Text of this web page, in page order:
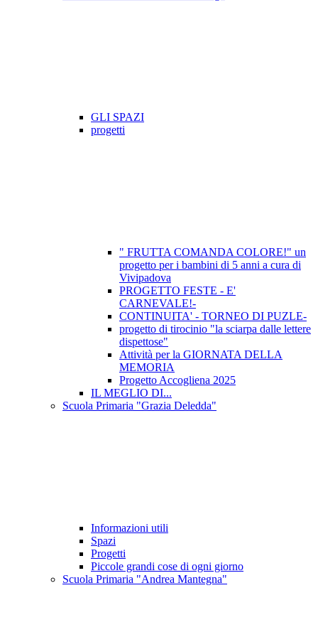
GLI SPAZI
progetti
" FRUTTA COMANDA COLORE!" un
progetto per i bambini di 5 anni a cura di
Vivipadova
PROGETTO FESTE - E'
CARNEVALE!-
CONTINUITA' - TORNEO DI PUZLE-
progetto di tirocinio "la sciarpa dalle lettere
dispettose"
Attività per la GIORNATA DELLA
MEMORIA
Progetto Accogliena 2025
IL MEGLIO DI...
Scuola Primaria "Grazia Deledda"
Informazioni utili
Spazi
Progetti
Piccole grandi cose di ogni giorno
Scuola Primaria "Andrea Mantegna"